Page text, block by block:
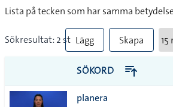
Lista på tecken som har samma
Sökresultat: 2 st Lägg
till
alla i
Skapa
PDF
SÖKORD
planera